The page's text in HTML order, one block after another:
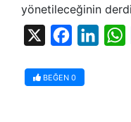
yönetileceğinin
Facebook
BEĞEN 0